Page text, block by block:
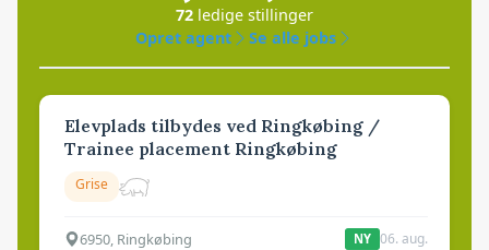
72 ledige stillinger
Opret agent
Se alle jobs
Elevplads tilbydes ved Ringkøbing /
Trainee placement Ringkøbing
Grise
6950, Ringkøbing NY 06. aug.